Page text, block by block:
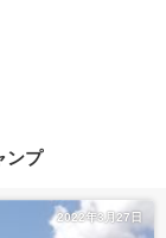
ンプ
2022年3月27日